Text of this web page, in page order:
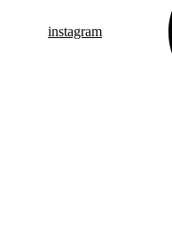
instagram